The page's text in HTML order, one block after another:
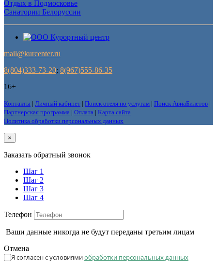
Отдых в Подмосковье
Санатории Белоруссии
mail@kurcenter.ru
8(804)333-73-20; 8(967)555-86-35
16+
Контакты | Личный кабинет | Поиск отеля по услугам | Поиск АвиаБилетов |
Партнерская программа | Оплата | Карта сайта
Политика обработки персональных данных
×
Заказать обратный звонок
Шаг 1
Шаг 2
Шаг 3
Шаг 4
Телефон
Ваши данные никогда не будут переданы третьим лицам
Отмена
Я согласен с условиямиобработки персональных данных